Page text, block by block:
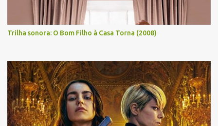
Trilha sonora: O Bom Filho à Casa Torna (2008)